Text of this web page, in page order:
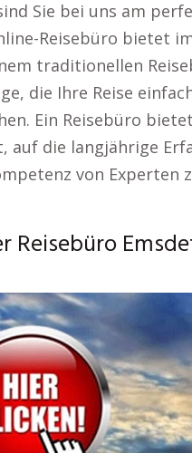
Sie bei uns am
Reisebüro bietet
traditionellen
die Ihre Reise
Ein Reisebüro
auf die langjährige
von Experten
Reisebüro